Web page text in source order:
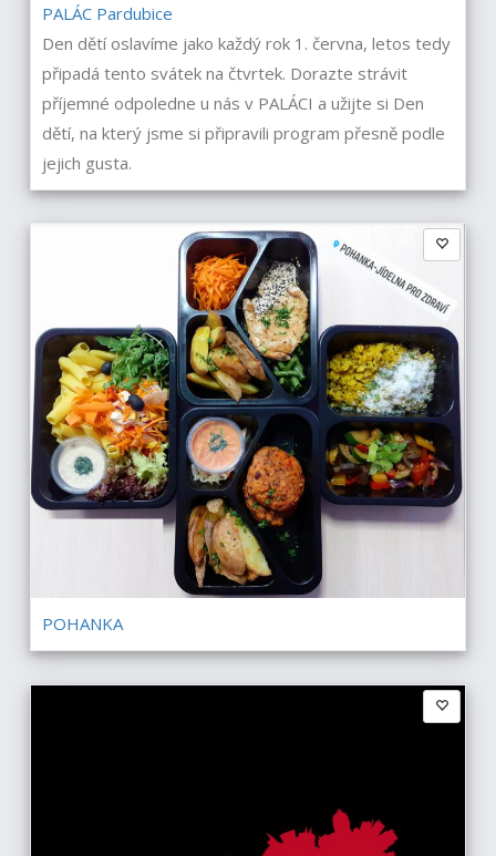
PALÁC Pardubice
Den dětí oslavíme jako každý rok 1. června, letos tedy
připadá tento svátek na čtvrtek. Dorazte strávit
příjemné odpoledne u nás v PALÁCI a užijte si Den
dětí, na který jsme si připravili program přesně podle
jejich gusta.
POHANKA